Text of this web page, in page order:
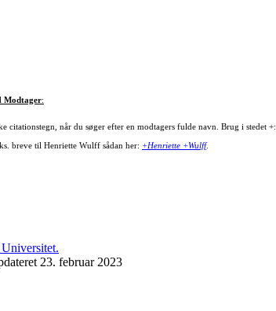
Modtager:
citationstegn, når du søger efter en modtagers fulde navn. Brug i stedet +:
breve til Henriette Wulff sådan her: +Henriette +Wulff.
23. februar 2023